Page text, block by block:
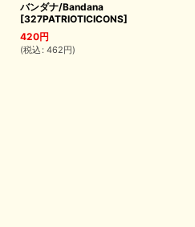
バンダナ/Bandana
[327PATRIOTICICONS]
420円
(税込 : 462円)